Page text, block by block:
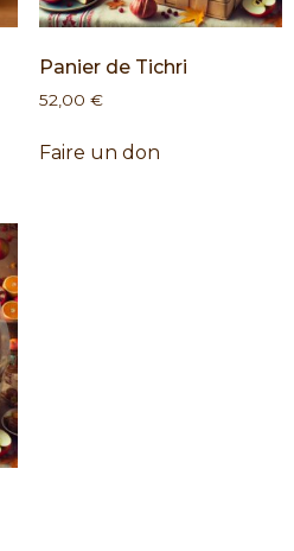
Panier de Tichri
52,00 €
Faire un don